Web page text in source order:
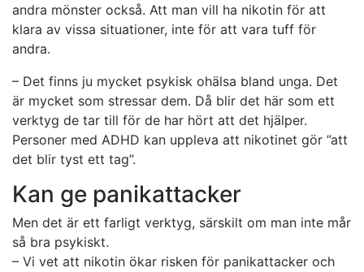
andra mönster också. Att man vill ha nikotin för att
klara av vissa situationer, inte för att vara tuff för
andra.
– Det finns ju mycket psykisk ohälsa bland unga. Det
är mycket som stressar dem. Då blir det här som ett
verktyg de tar till för de har hört att det hjälper.
Personer med ADHD kan uppleva att nikotinet gör ”att
det blir tyst ett tag”.
Kan ge panikattacker
Men det är ett farligt verktyg, särskilt om man inte mår
så bra psykiskt.
– Vi vet att nikotin ökar risken för panikattacker och